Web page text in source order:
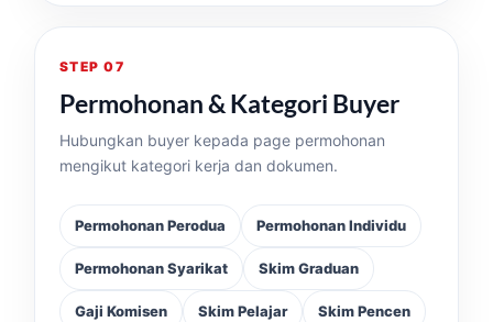
STEP 07
Permohonan & Kategori Buyer
Hubungkan buyer kepada page permohonan
mengikut kategori kerja dan dokumen.
Permohonan Perodua Permohonan Individu
Permohonan Syarikat Skim Graduan
Gaji Komisen Skim Pelajar Skim Pencen